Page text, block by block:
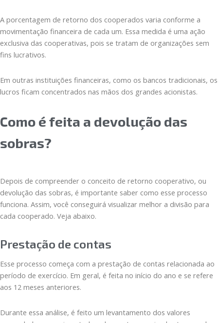
A porcentagem de retorno dos cooperados varia conforme a
movimentação financeira de cada um. Essa medida é uma ação
exclusiva das cooperativas, pois se tratam de organizações sem
fins lucrativos.
Em outras instituições financeiras, como os bancos tradicionais, os
lucros ficam concentrados nas mãos dos grandes acionistas.
Como é feita a devolução das
sobras?
Depois de compreender o conceito de retorno cooperativo, ou
devolução das sobras, é importante saber como esse processo
funciona. Assim, você conseguirá visualizar melhor a divisão para
cada cooperado. Veja abaixo.
Prestação de contas
Esse processo começa com a prestação de contas relacionada ao
período de exercício. Em geral, é feita no início do ano e se refere
aos 12 meses anteriores.
Durante essa análise, é feito um levantamento dos valores